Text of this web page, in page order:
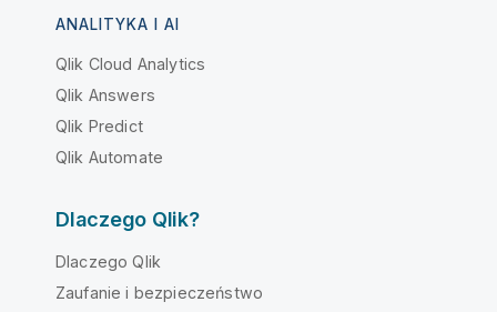
ANALITYKA I AI
Qlik Cloud Analytics
Qlik Answers
Qlik Predict
Qlik Automate
Dlaczego Qlik?
Dlaczego Qlik
Zaufanie i bezpieczeństwo